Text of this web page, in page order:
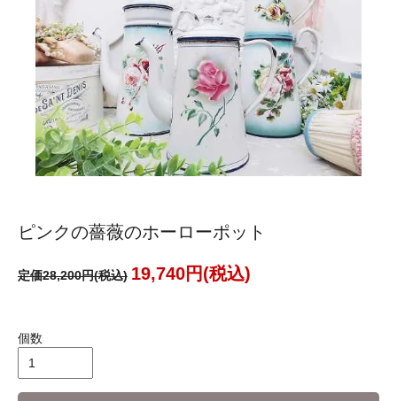
ピンクの薔薇のホーローポット
定価28,200円(税込) 19,740円(税込)
個数